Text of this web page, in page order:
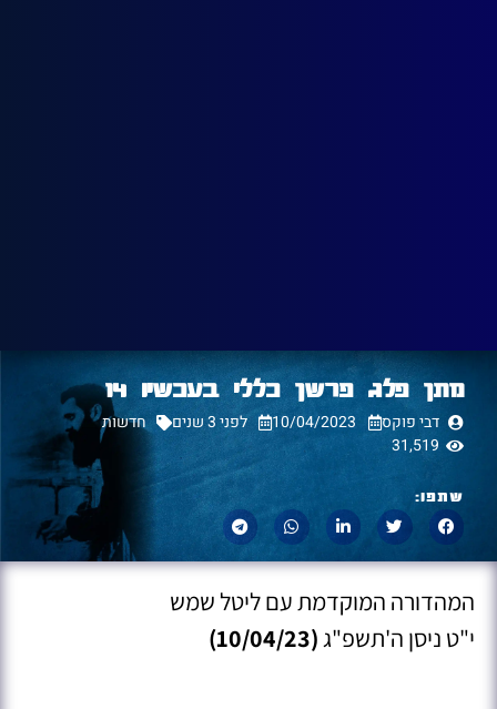
מתן פלג פרשן כללי בעכשיו 14
דבי פוקס 10/04/2023 לפני 3 שנים
חדשות
31,519
שתפו:
המהדורה המוקדמת עם ליטל שמש
י"ט ניסן ה'תשפ"ג(10/04/23)